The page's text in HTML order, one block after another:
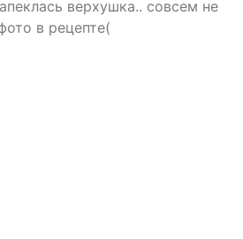
верхушка.. совсем не
в рецепте(